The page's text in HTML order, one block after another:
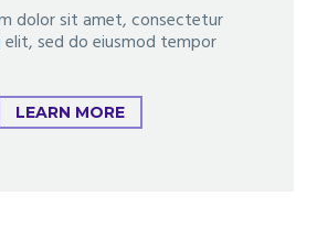
dolor sit amet, consectetur
elit, sed do eiusmod tempor
LEARN MORE